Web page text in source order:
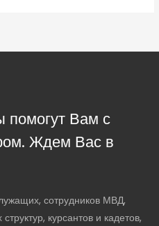
помогут Вам с
Ждем Вас в
сотрудников МВД,
курсантов и кадетов,